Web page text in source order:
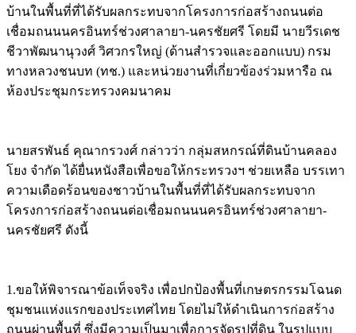
บ้านในพื้นที่ที่ได้รับผลกระทบจากโครงการก่อสร้างถนนต่อ
เชื่อมถนนนครอินทร์ช่วงศาลายา-นครชัยศรี โดยมี นายวีรเดช
ชีวาพัฒนานุวงศ์ วิศวกรใหญ่ (ด้านสำรวจและออกแบบ) กรม
ทางหลวงชนบท (ทช.) และหน่วยงานที่เกี่ยวข้องร่วมหารือ ณ
ห้องประชุมกระทรวงคมนาคม
นายสรพันธ์ คุณากรวงศ์ กล่าวว่า กลุ่มสหกรณ์ที่ดินบ้านคลอง
โยง จำกัด ได้ยื่นหนังสือเพื่อขอให้กระทรวงฯ ช่วยเหลือ บรรเทา
ความเดือดร้อนของชาวบ้านในพื้นที่ที่ได้รับผลกระทบจาก
โครงการก่อสร้างถนนต่อเชื่อมถนนนครอินทร์ช่วงศาลายา-
นครชัยศรี ดังนี้
1.ขอให้พิจารณาข้อเท็จจริง เพื่อปกป้องพื้นที่เกษตรกรรมโฉนด
ชุมชนแห่งแรกของประเทศไทย โดยไม่ให้ดำเนินการก่อสร้าง
ถนนผ่านพื้นที่ ซึ่งมีความเป็นมาเพื่อการจัดรูปที่ดิน ในรูปแบบ